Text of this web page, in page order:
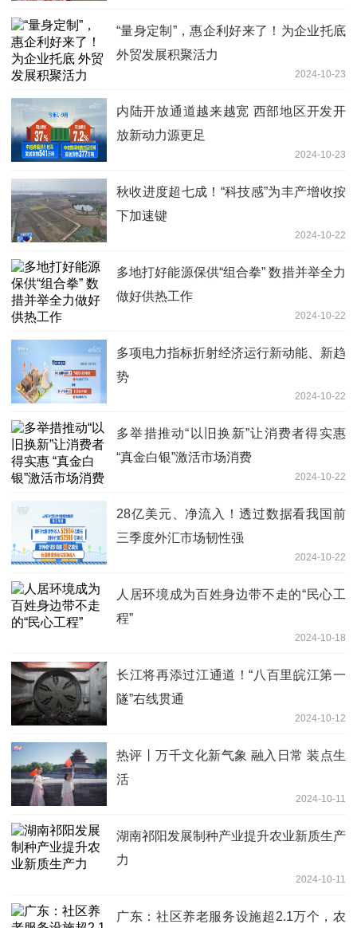
“量身定制”，惠企利好来了！为企业托底
外贸发展积聚活力
2024-10-23
内陆开放通道越来越宽 西部地区开发开
放新动力源更足
2024-10-23
秋收进度超七成！“科技感”为丰产增收按
下加速键
2024-10-22
多地打好能源保供“组合拳” 数措并举全力
做好供热工作
2024-10-22
多项电力指标折射经济运行新动能、新趋
势
2024-10-22
多举措推动“以旧换新”让消费者得实惠
“真金白银”激活市场消费
2024-10-22
28亿美元、净流入！透过数据看我国前
三季度外汇市场韧性强
2024-10-22
人居环境成为百姓身边带不走的“民心工
程”
2024-10-18
长江将再添过江通道！“八百里皖江第一
隧”右线贯通
2024-10-12
热评丨万千文化新气象 融入日常 装点生
活
2024-10-11
湖南祁阳发展制种产业提升农业新质生产
力
2024-10-11
广东：社区养老服务设施超2.1万个，农